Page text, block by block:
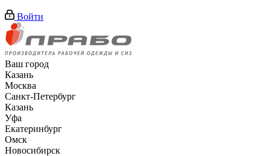
Войти
Ваш город
Казань
Москва
Санкт-Петербург
Казань
Уфа
Екатеринбург
Омск
Новосибирск